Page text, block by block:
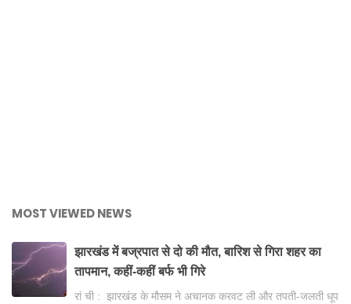
MOST VIEWED NEWS
झारखंड में बज्रपात से दो की मौत, बारिश से गिरा शहर का
तापमान, कहीं-कहीं बर्फ भी गिरे
रां ची : झारखंड के मौसम ने अचानक करवट ली और तपती-जलती धूप